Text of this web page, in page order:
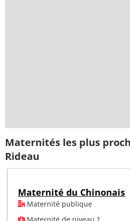
Maternités les plus
Rideau
Maternité du Chinonais
Maternité publique
Maternité de niveau 1